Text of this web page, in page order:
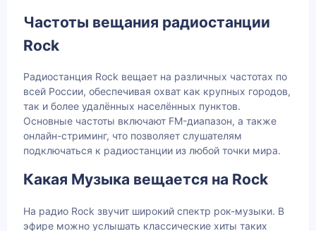
Частоты вещания радиостанции
Rock
Радиостанция Rock вещает на различных частотах по
всей России, обеспечивая охват как крупных городов,
так и более удалённых населённых пунктов.
Основные частоты включают FM-диапазон, а также
онлайн-стриминг, что позволяет слушателям
подключаться к радиостанции из любой точки мира.
Какая Музыка вещается на Rock
На радио Rock звучит широкий спектр рок-музыки. В
эфире можно услышать классические хиты таких